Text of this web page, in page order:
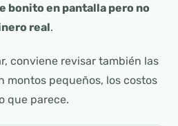
bonito en pantalla pero no
real.
conviene revisar también las
montos pequeños, los costos
que parece.